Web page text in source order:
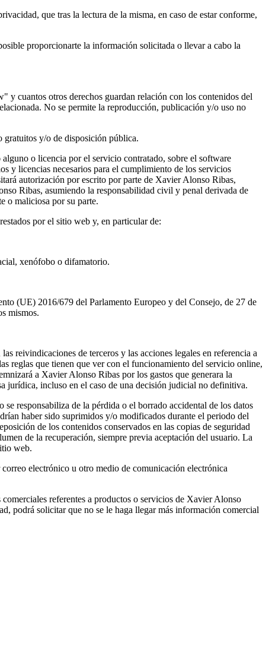
que tras la lectura de la misma, en caso de estar conforme,
proporcionarte la información solicitada o llevar a cabo la
cuantos otros derechos guardan relación con los contenidos del
No se permite la reproducción, publicación y/o uso no
gratuitos y/o de disposición pública.
o licencia por el servicio contratado, sobre el software
y licencias necesarios para el cumplimiento de los servicios
autorización por escrito por parte de Xavier Alonso Ribas,
Ribas, asumiendo la responsabilidad civil y penal derivada de
o maliciosa por su parte.
por el sitio web y, en particular de:
xenófobo o difamatorio.
(UE) 2016/679 del Parlamento Europeo y del Consejo, de 27 de
mismos.
reivindicaciones de terceros y las acciones legales en referencia a
reglas que tienen que ver con el funcionamiento del servicio online,
a Xavier Alonso Ribas por los gastos que generara la
jurídica, incluso en el caso de una decisión judicial no definitiva.
responsabiliza de la pérdida o el borrado accidental de los datos
haber sido suprimidos y/o modificados durante el periodo del
de los contenidos conservados en las copias de seguridad
de la recuperación, siempre previa aceptación del usuario. La
web.
electrónico u otro medio de comunicación electrónica
referentes a productos o servicios de Xavier Alonso
podrá solicitar que no se le haga llegar más información comercial